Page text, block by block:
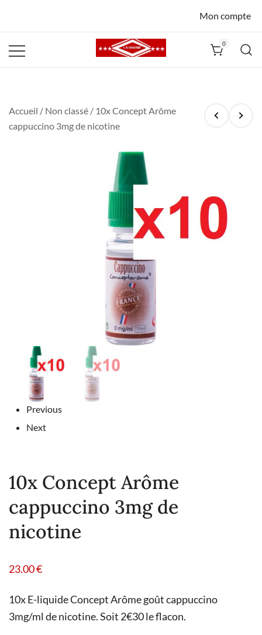
Mon compte
0
Accueil / Non classé / 10x Concept Arôme
cappuccino 3mg de nicotine
Previous
Next
10x Concept Arôme
cappuccino 3mg de
nicotine
23.00€
10x E-liquide Concept Arôme goût cappuccino
3mg/ml de nicotine. Soit 2€30 le flacon.